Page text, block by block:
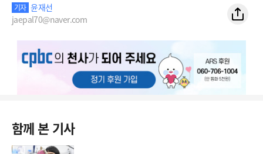
기자 윤재선
jaepal70@naver.com
함께 본 기사